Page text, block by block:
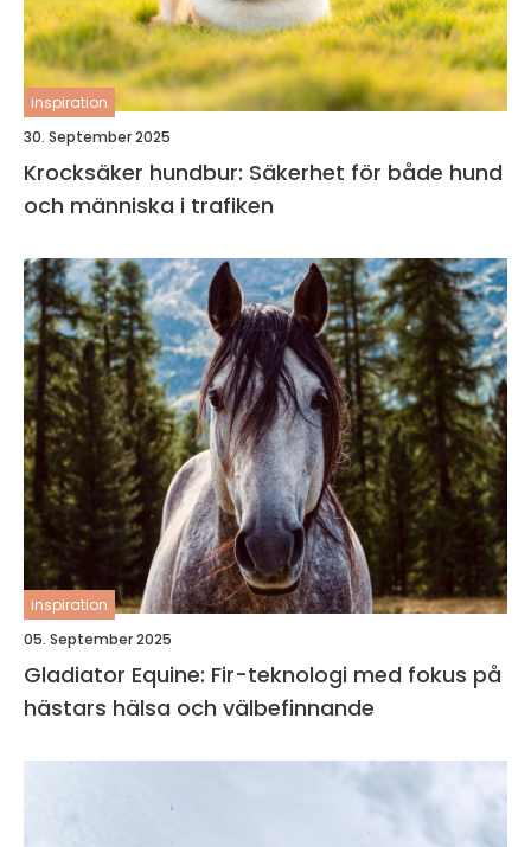
inspiration
30. September 2025
Krocksäker hundbur: Säkerhet för både hund
och människa i trafiken
inspiration
05. September 2025
Gladiator Equine: Fir-teknologi med fokus på
hästars hälsa och välbefinnande